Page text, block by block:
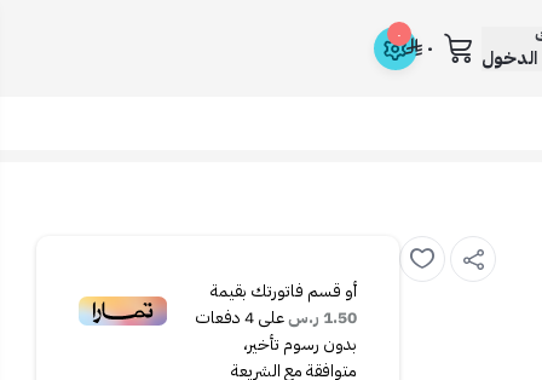
٠ ٠
أو قسم فاتورتك بقيمة
1.50 ر.س
على4دفعات
بدون رسوم تأخير،
متوافقة مع الشريعة